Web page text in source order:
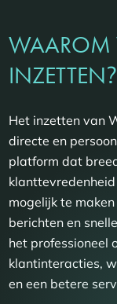
WAAROM
INZETTEN?
Het inzetten van
directe en
platform dat
mogelijk te
berichten en
het professioneel
klantinteracties,
en een betere